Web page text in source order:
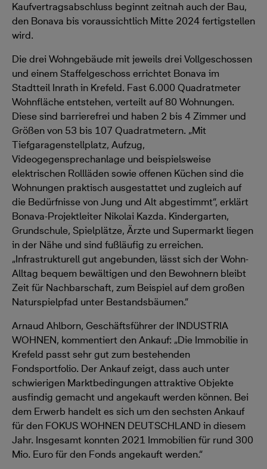
Kaufvertragsabschluss beginnt zeitnah auch der Bau,
den Bonava bis voraussichtlich Mitte 2024 fertigstellen
wird.
Die drei Wohngebäude mit jeweils drei Vollgeschossen
und einem Staffelgeschoss errichtet Bonava im
Stadtteil Inrath in Krefeld. Fast 6.000 Quadratmeter
Wohnfläche entstehen, verteilt auf 80 Wohnungen.
Diese sind barrierefrei und haben 2 bis 4 Zimmer und
Größen von 53 bis 107 Quadratmetern. „Mit
Tiefgaragenstellplatz, Aufzug,
Videogegensprechanlage und beispielsweise
elektrischen Rollläden sowie offenen Küchen sind die
Wohnungen praktisch ausgestattet und zugleich auf
die Bedürfnisse von Jung und Alt abgestimmt“, erklärt
Bonava-Projektleiter Nikolai Kazda. Kindergarten,
Grundschule, Spielplätze, Ärzte und Supermarkt liegen
in der Nähe und sind fußläufig zu erreichen.
„Infrastrukturell gut angebunden, lässt sich der Wohn-
Alltag bequem bewältigen und den Bewohnern bleibt
Zeit für Nachbarschaft, zum Beispiel auf dem großen
Naturspielpfad unter Bestandsbäumen.“
Arnaud Ahlborn, Geschäftsführer der INDUSTRIA
WOHNEN, kommentiert den Ankauf: „Die Immobilie in
Krefeld passt sehr gut zum bestehenden
Fondsportfolio. Der Ankauf zeigt, dass auch unter
schwierigen Marktbedingungen attraktive Objekte
ausfindig gemacht und angekauft werden können. Bei
dem Erwerb handelt es sich um den sechsten Ankauf
für den FOKUS WOHNEN DEUTSCHLAND in diesem
Jahr. Insgesamt konnten 2021 Immobilien für rund 300
Mio. Euro für den Fonds angekauft werden.“